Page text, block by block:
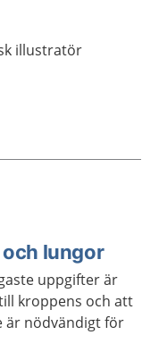
illustratör
lungor
uppgifter är
kroppens och att
är nödvändigt för